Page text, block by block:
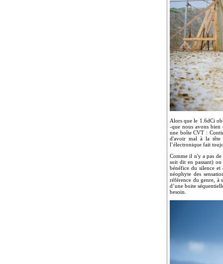
Alors que le 1.6dCi
-que nous avons bien
une boîte CVT :
d'avoir mal à la tête
l’électronique fait
Comme il n'y a pas
soit dit en passant)
bénéfice du silence
néophyte des
référence du genre, à
d’une boite
besoin.